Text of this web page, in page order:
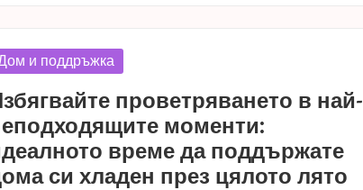
и поддръжка
проветряването в най-
моменти:
време да поддържате
си хладен през цялото лято